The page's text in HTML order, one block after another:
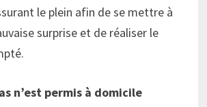
le plein afin de se mettre à
surprise et de réaliser le
n’est permis à domicile